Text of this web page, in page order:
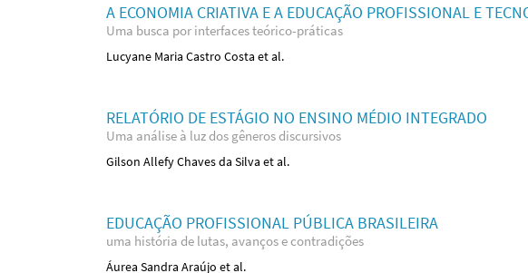
A ECONOMIA CRIATIVA E A EDUCAÇÃO PROFISSIONAL E
Uma busca por interfaces teórico-práticas
Lucyane Maria Castro Costa et al.
RELATÓRIO DE ESTÁGIO NO ENSINO MÉDIO INTEGRADO
Uma análise à luz dos gêneros discursivos
Gilson Allefy Chaves da Silva et al.
EDUCAÇÃO PROFISSIONAL PÚBLICA BRASILEIRA
uma história de lutas, avanços e contradições
Áurea Sandra Araújo et al.